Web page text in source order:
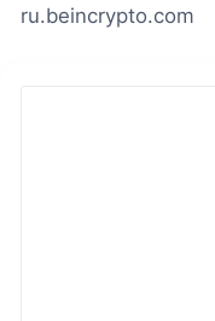
ru.beincrypto.com